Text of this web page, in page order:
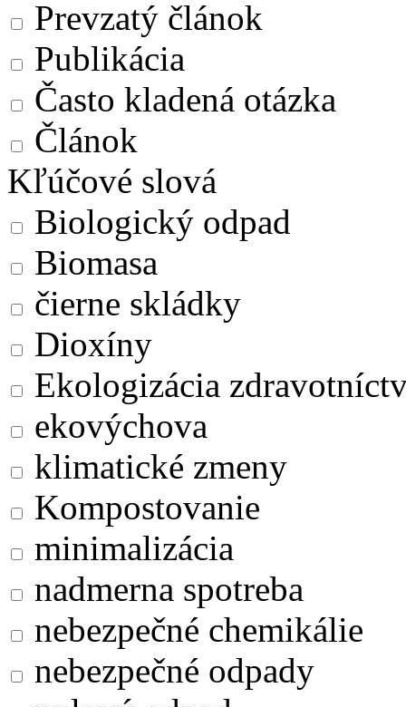
Prevzatý článok
Publikácia
Často kladená otázka
Článok
Kľúčové slová
Biologický odpad
Biomasa
čierne skládky
Dioxíny
Ekologizácia
ekovýchova
klimatické zmeny
Kompostovanie
minimalizácia
nadmerna spotreba
nebezpečné chemikálie
nebezpečné odpady